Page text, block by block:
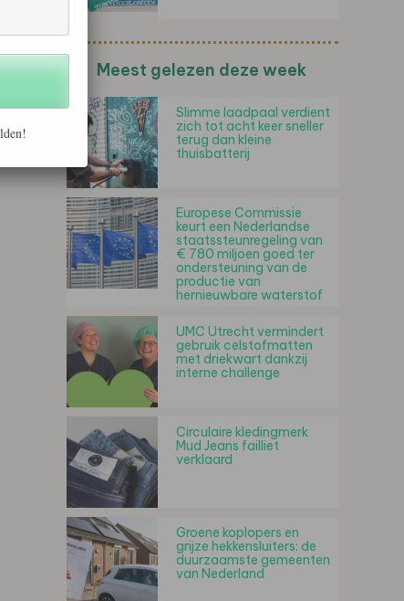
Meest gelezen deze week
Slimme laadpaal verdient
zich tot acht keer sneller
terug dan kleine
thuisbatterij
Europese Commissie
keurt een Nederlandse
staatssteunregeling van
€ 780 miljoen goed ter
ondersteuning van de
productie van
hernieuwbare waterstof
UMC Utrecht vermindert
gebruik celstofmatten
met driekwart dankzij
interne challenge
Circulaire kledingmerk
Mud Jeans failliet
verklaard
Groene koplopers en
grijze hekkensluiters: de
duurzaamste gemeenten
van Nederland